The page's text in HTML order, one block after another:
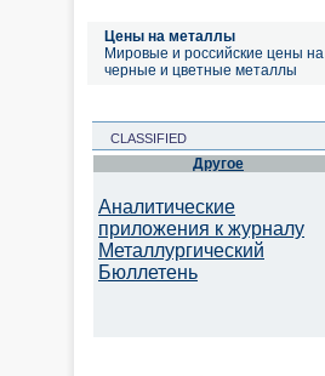
Цены на металлы
Мировые и российские цены на
черные и цветные металлы
CLASSIFIED
Другое
Аналитические
приложения к журналу
Металлургический
Бюллетень